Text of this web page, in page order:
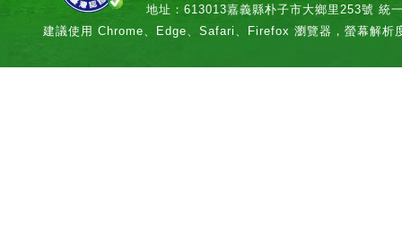
地址：613013嘉義縣朴子市大鄉里253號 統
建議使用 Chrome、Edge、Safari、Firefox 瀏覽器，螢幕解